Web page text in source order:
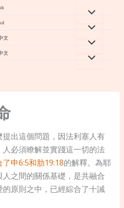
文
文
出這個問題，因法利塞人有
必須瞭解並實踐這一切的法
申6:5和肋19:18的解釋。為耶
之間的關係基礎，是共融合
原則之中，已經綜合了十誡